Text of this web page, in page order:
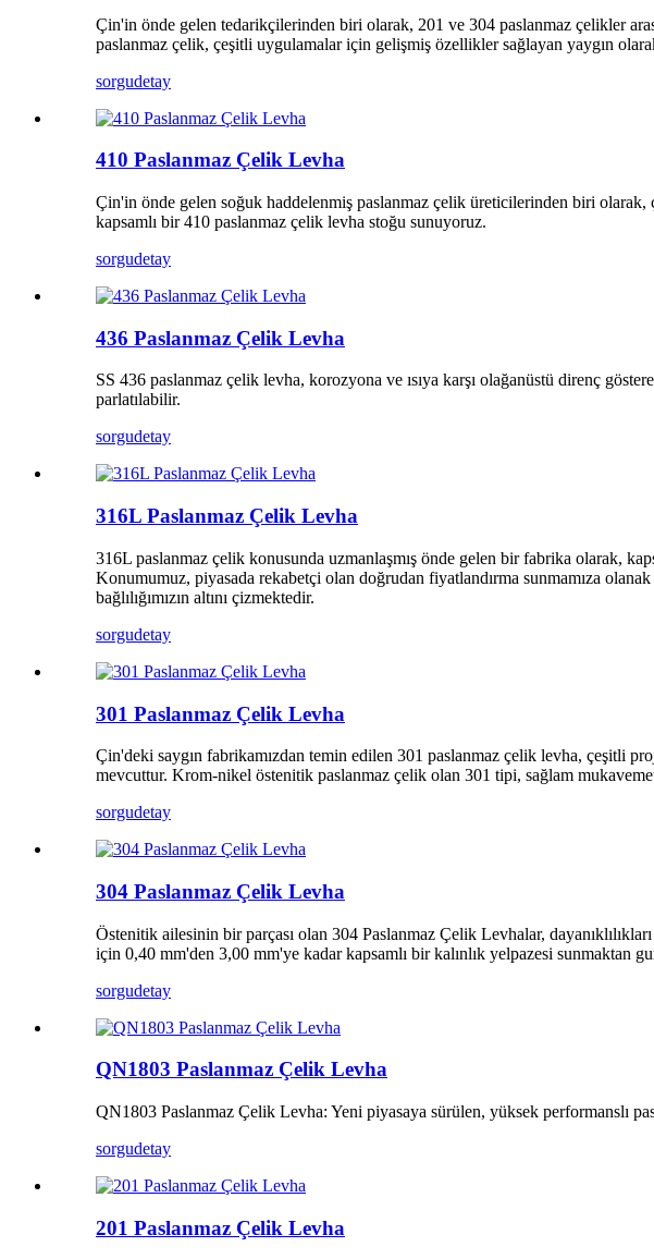
Çin'in önde gelen tedarikçilerinden biri olarak, 201 ve 304 paslanmaz çelikler
paslanmaz çelik, çeşitli uygulamalar için gelişmiş özellikler sağlayan yaygın
sorgudetay
410 Paslanmaz Çelik Levha
Çin'in önde gelen soğuk haddelenmiş paslanmaz çelik üreticilerinden biri
kapsamlı bir 410 paslanmaz çelik levha stoğu sunuyoruz.
sorgudetay
436 Paslanmaz Çelik Levha
SS 436 paslanmaz çelik levha, korozyona ve ısıya karşı olağanüstü direnç
parlatılabilir.
sorgudetay
316L Paslanmaz Çelik Levha
316L paslanmaz çelik konusunda uzmanlaşmış önde gelen bir fabrika olarak,
Konumumuz, piyasada rekabetçi olan doğrudan fiyatlandırma sunmamıza
bağlılığımızın altını çizmektedir.
sorgudetay
301 Paslanmaz Çelik Levha
Çin'deki saygın fabrikamızdan temin edilen 301 paslanmaz çelik levha, çeşitli
mevcuttur. Krom-nikel östenitik paslanmaz çelik olan 301 tipi, sağlam
sorgudetay
304 Paslanmaz Çelik Levha
Östenitik ailesinin bir parçası olan 304 Paslanmaz Çelik Levhalar,
için 0,40 mm'den 3,00 mm'ye kadar kapsamlı bir kalınlık yelpazesi sunmaktan
sorgudetay
QN1803 Paslanmaz Çelik Levha
QN1803 Paslanmaz Çelik Levha: Yeni piyasaya sürülen, yüksek performanslı
sorgudetay
201 Paslanmaz Çelik Levha